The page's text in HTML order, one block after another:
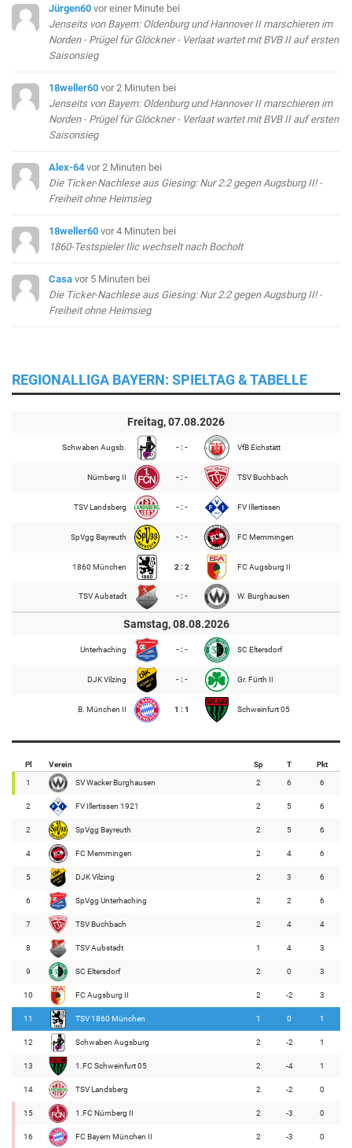
Jürgen60 vor einer Minute bei
Jenseits von Bayern: Oldenburg und Hannover II marschieren im
Norden - Prügel für Glöckner - Verlaat wartet mit BVB II auf ersten
Saisonsieg
18weller60 vor 2 Minuten bei
Jenseits von Bayern: Oldenburg und Hannover II marschieren im
Norden - Prügel für Glöckner - Verlaat wartet mit BVB II auf ersten
Saisonsieg
Alex-64 vor 2 Minuten bei
Die Ticker-Nachlese aus Giesing: Nur 2:2 gegen Augsburg II! -
Freiheit ohne Heimsieg
18weller60 vor 4 Minuten bei
1860-Testspieler Ilic wechselt nach Bocholt
Casa vor 5 Minuten bei
Die Ticker-Nachlese aus Giesing: Nur 2:2 gegen Augsburg II! -
Freiheit ohne Heimsieg
REGIONALLIGA BAYERN: SPIELTAG & TABELLE
Freitag, 07.08.2026
Schwaben Augsb. - : - VfB Eichstätt
Nürnberg II - : - TSV Buchbach
TSV Landsberg - : - FV Illertissen
SpVgg Bayreuth - : - FC Memmingen
1860 München 2 : 2 FC Augsburg II
TSV Aubstadt - : - W. Burghausen
Samstag, 08.08.2026
Unterhaching - : - SC Eltersdorf
DJK Vilzing - : - Gr. Fürth II
B. München II 1 : 1 Schweinfurt 05
Pl Verein Sp T Pkt
1 SV Wacker Burghausen 2 6 6
2 FV Illertissen 1921 2 5 6
2 SpVgg Bayreuth 2 5 6
4 FC Memmingen 2 4 6
5 DJK Vilzing 2 3 6
6 SpVgg Unterhaching 2 2 6
7 TSV Buchbach 2 4 4
8 TSV Aubstadt 1 4 3
9 SC Eltersdorf 2 0 3
10 FC Augsburg II 2 -2 3
11 TSV 1860 München 1 0 1
12 Schwaben Augsburg 2 -2 1
13 1.FC Schweinfurt 05 2 -4 1
14 TSV Landsberg 2 -2 0
15 1.FC Nürnberg II 2 -3 0
16 FC Bayern München II 2 -3 0